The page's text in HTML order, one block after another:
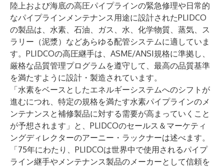
陸上および海底の高圧パイプラインの緊急修理や日常的
なパイプラインメンテナンス用途に設計されたPLIDCO
の製品は、水素、石油、ガス、水、化学物質、蒸気、ス
ラリー（泥漿）などあらゆる配管システムに適していま
す。PLIDCOの高圧継手は、ASME/ANSI規格に準拠し、
厳格な品質管理プログラムを遵守して、最高の品質基準
を満たすように設計・製造されています。
「水素をベースとしたエネルギーシステムへのシフトが
進むにつれ、特定の規格を満たす水素パイプラインのメ
ンテナンスと補修製品に対する需要が高まっていくこと
が予想されます」と、PLIDCOのセールス＆マーケティ
ングディレクターのアーニー・ラックナーは述べます。
「75年にわたり、PLIDCOは世界中で使用されるパイプ
ライン継手やメンテナンス製品のメーカーとして信頼を